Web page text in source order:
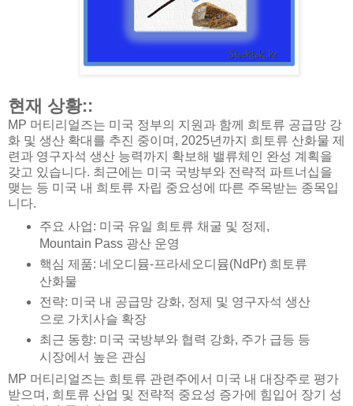
현재 상황::
MP 머티리얼즈는 미국 정부의 지원과 함께 희토류 공급망 강
화 및 생산 확대를 추진 중이며, 2025년까지 희토류 산화물 제
련과 영구자석 생산 능력까지 확보해 밸류체인 완성 계획을
갖고 있습니다. 최근에는 미국 국방부와 전략적 파트너십을
맺는 등 미국 내 희토류 자립 중요성에 따른 주목받는 종목입
니다.
주요 사업: 미국 유일 희토류 채굴 및 정제,
Mountain Pass 광산 운영
핵심 제품: 네오디뮴-프라세오디뮴(NdPr) 희토류
산화물
전략: 미국 내 공급망 강화, 정제 및 영구자석 생산
으로 가치사슬 확장
최근 동향: 미국 국방부와 협력 강화, 주가 급등 등
시장에서 높은 관심
MP 머티리얼즈는 희토류 관련주에서 미국 내 대장주로 평가
받으며, 희토류 산업 및 전략적 중요성 증가에 힘입어 장기 성